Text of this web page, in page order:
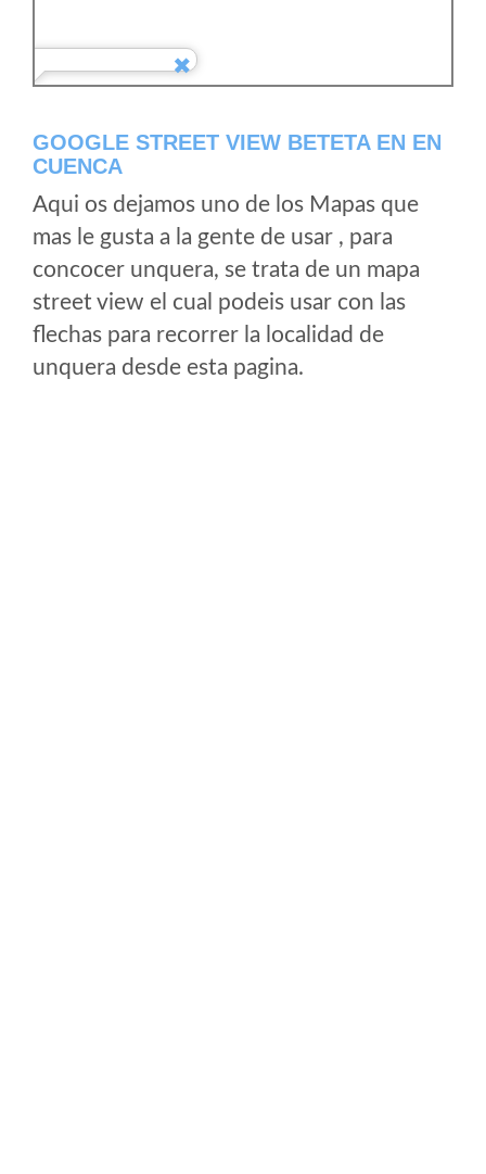
GOOGLE STREET VIEW BETETA EN EN
CUENCA
Aqui os dejamos uno de los Mapas que
mas le gusta a la gente de usar , para
concocer unquera, se trata de un mapa
street view el cual podeis usar con las
flechas para recorrer la localidad de
unquera desde esta pagina.